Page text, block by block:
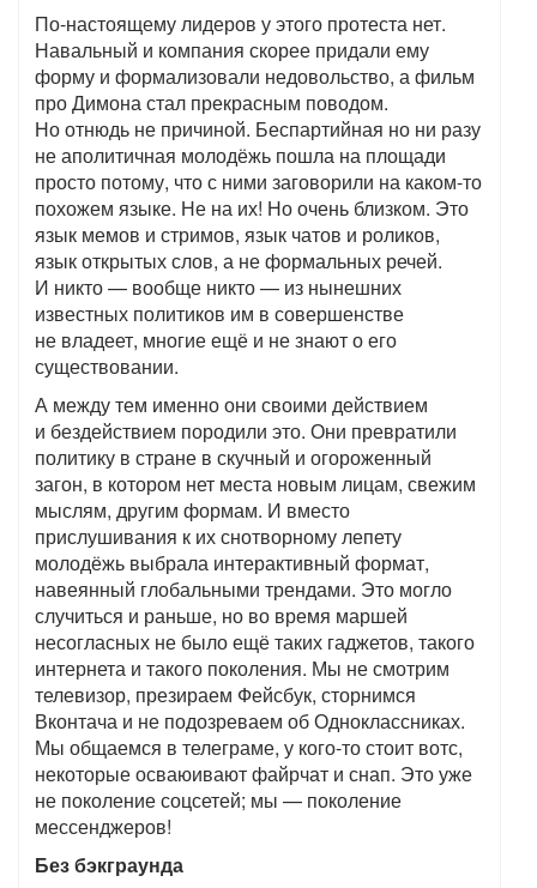
По-настоящему лидеров у этого протеста нет.
Навальный и компания скорее придали ему
форму и формализовали недовольство, а фильм
про Димона стал прекрасным поводом.
Но отнюдь не причиной. Беспартийная но ни разу
не аполитичная молодёжь пошла на площади
просто потому, что с ними заговорили на каком-то
похожем языке. Не на их! Но очень близком. Это
язык мемов и стримов, язык чатов и роликов,
язык открытых слов, а не формальных речей.
И никто — вообще никто — из нынешних
известных политиков им в совершенстве
не владеет, многие ещё и не знают о его
существовании.
А между тем именно они своими действием
и бездействием породили это. Они превратили
политику в стране в скучный и огороженный
загон, в котором нет места новым лицам, свежим
мыслям, другим формам. И вместо
прислушивания к их снотворному лепету
молодёжь выбрала интерактивный формат,
навеянный глобальными трендами. Это могло
случиться и раньше, но во время маршей
несогласных не было ещё таких гаджетов, такого
интернета и такого поколения. Мы не смотрим
телевизор, презираем Фейсбук, сторнимся
Вконтача и не подозреваем об Одноклассниках.
Мы общаемся в телеграме, у кого-то стоит вотс,
некоторые осваюивают файрчат и снап. Это уже
не поколение соцсетей; мы — поколение
мессенджеров!
Без бэкграунда